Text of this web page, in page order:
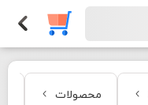
محصولات